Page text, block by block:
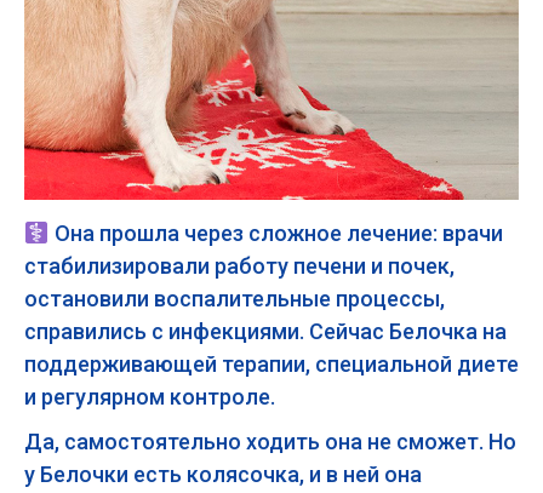
Она прошла через сложное лечение: врачи
стабилизировали работу печени и почек,
остановили воспалительные процессы,
справились с инфекциями. Сейчас Белочка на
поддерживающей терапии, специальной диете
и регулярном контроле.
Да, самостоятельно ходить она не сможет. Но
у Белочки есть колясочка, и в ней она